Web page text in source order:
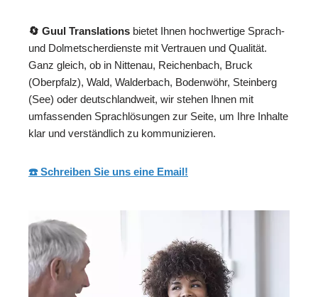
🔄 Guul Translations bietet Ihnen hochwertige Sprach-
und Dolmetscherdienste mit Vertrauen und Qualität.
Ganz gleich, ob in Nittenau, Reichenbach, Bruck
(Oberpfalz), Wald, Walderbach, Bodenwöhr, Steinberg
(See) oder deutschlandweit, wir stehen Ihnen mit
umfassenden Sprachlösungen zur Seite, um Ihre Inhalte
klar und verständlich zu kommunizieren.
☎️ Schreiben Sie uns eine Email!